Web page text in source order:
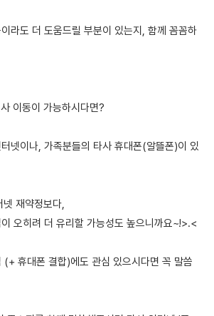
라도 더 도움드릴 부분이 있는지, 함께 꼼꼼하
이동이 가능하시다면?
넷이나, 가족분들의 타사 휴대폰(알뜰폰)이 있
재약정보다,
오히려 더 유리할 가능성도 높으니까요~!>.<
(+ 휴대폰 결합)에도 관심 있으시다면 꼭 말씀